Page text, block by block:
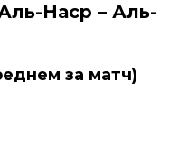
Наср – Аль-
за матч)